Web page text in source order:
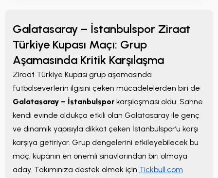
Galatasaray – İstanbulspor Ziraat
Türkiye Kupası Maçı: Grup
Aşamasında Kritik Karşılaşma
Ziraat Türkiye Kupası grup aşamasında
futbolseverlerin ilgisini çeken mücadelelerden biri de
Galatasaray – İstanbulspor karşılaşması oldu. Sahne
kendi evinde oldukça etkili olan Galatasaray ile genç
ve dinamik yapısıyla dikkat çeken İstanbulspor’u karşı
karşıya getiriyor. Grup dengelerini etkileyebilecek bu
maç, kupanın en önemli sınavlarından biri olmaya
aday. Takımınıza destek olmak için Tickbull.com